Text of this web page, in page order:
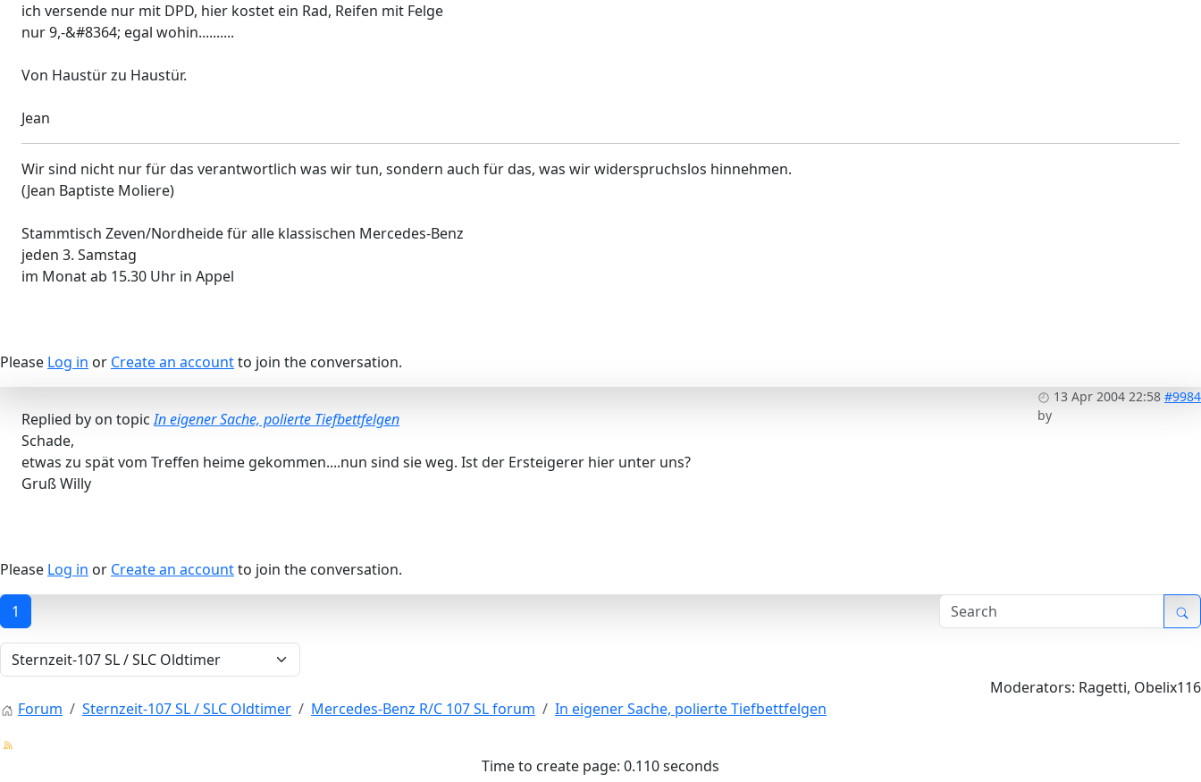
ich versende nur mit DPD, hier kostet ein Rad, Reifen mit Felge
nur 9,-&#8364; egal wohin..........
Von Haustür zu Haustür.
Jean
Wir sind nicht nur für das verantwortlich was wir tun, sondern auch für das, was wir widerspruchslos hinnehmen.
(Jean Baptiste Moliere)
Stammtisch Zeven/Nordheide für alle klassischen Mercedes-Benz
jeden 3. Samstag
im Monat ab 15.30 Uhr in Appel
Please Log in or Create an accountto join the conversation.
13 Apr 2004 22:58 #9984
by
Replied byon topicIn eigener Sache, polierte Tiefbettfelgen
Schade,
etwas zu spät vom Treffen heime gekommen....nun sind sie weg. Ist der Ersteigerer hier unter uns?
Gruß Willy
Please Log in or Create an accountto join the conversation.
1
Moderators: Ragetti, Obelix116
Forum
Sternzeit-107 SL / SLC Oldtimer Mercedes-Benz R/C 107 SL forum In eigener Sache, polierte Tiefbettfelgen
Time to create page: 0.110 seconds